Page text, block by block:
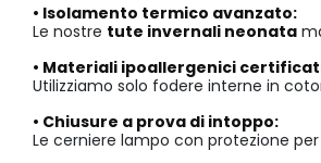
• Isolamento termico avanzato:
Le nostre tute invernali neonata
• Materiali ipoallergenici
Utilizziamo solo fodere interne in
• Chiusure a prova di intoppo:
Le cerniere lampo con protezione